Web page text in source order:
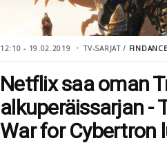
12:10 - 19.02.2019 TV-SARJAT / FINDANCE
Netflix saa oman
alkuperäissarjan -
War for Cybertron